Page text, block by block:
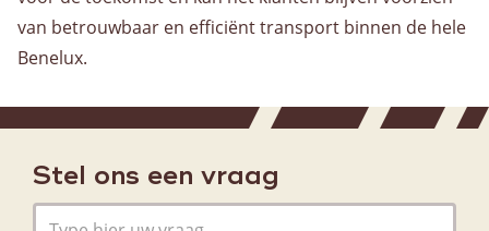
van betrouwbaar en efficiënt transport binnen de hele
Benelux.
Stel ons een vraag